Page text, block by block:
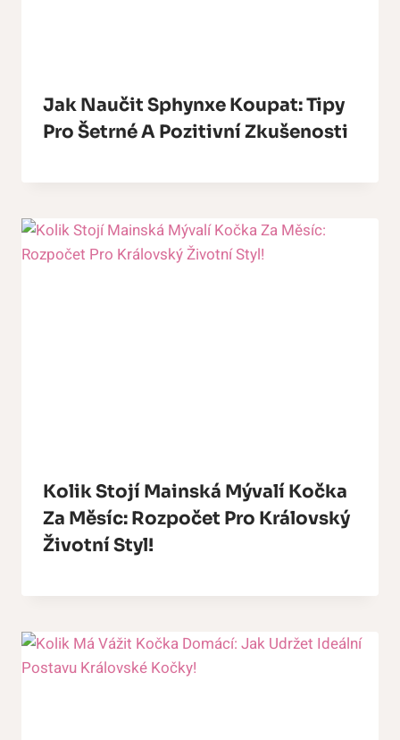
Jak Naučit Sphynxe Koupat: Tipy
Pro Šetrné A Pozitivní Zkušenosti
Kolik Stojí Mainská Mývalí Kočka
Za Měsíc: Rozpočet Pro Královský
Životní Styl!